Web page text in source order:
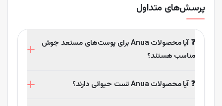
پرسش‌های متداول
❓ آیا محصولات Anua برای پوست‌های مستعد جوش
مناسب هستند؟
چربی پوست را تنظیم کرده و از بروز جوش جلوگیری می‌کند.
❓ آیا محصولات Anua تست حیوانی دارند؟